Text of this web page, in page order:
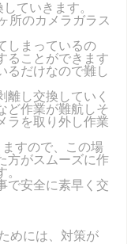
ていきます。
所のカメラガラス
しまっているの
ることができます
るだけなので難し
離し交換していく
ど作業が難航しそ
ラを取り外し作業
すので、この場
方がスムーズに作
で安全に素早く交
めには、対策が